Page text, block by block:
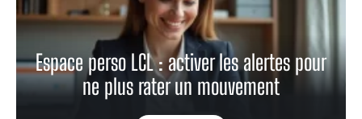
Espace perso LCL : activer les alertes pour
ne plus rater un mouvement